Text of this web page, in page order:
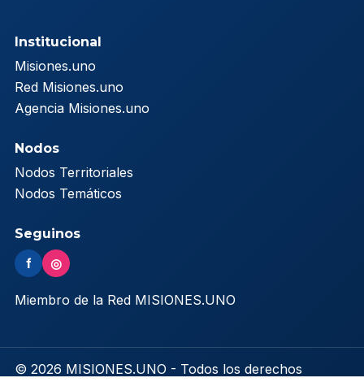
Institucional
Misiones.uno
Red Misiones.uno
Agencia Misiones.uno
Nodos
Nodos Territoriales
Nodos Temáticos
Seguinos
f ◎
Miembro de la Red MISIONES.UNO
© 2026 MISIONES.UNO - Todos los derechos